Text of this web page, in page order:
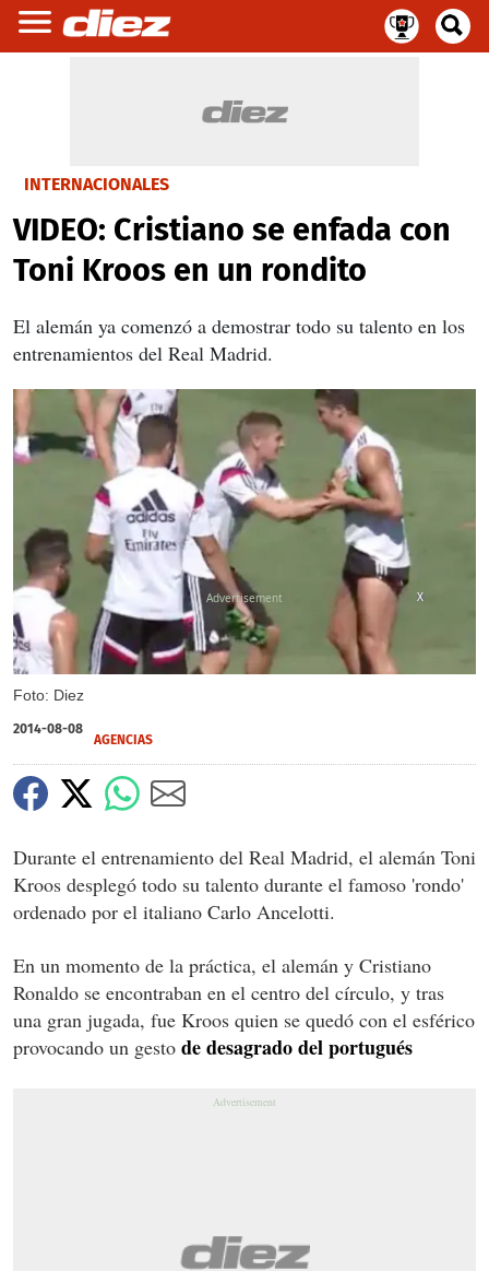
INTERNACIONALES
VIDEO: Cristiano se enfada con
Toni Kroos en un rondito
El alemán ya comenzó a demostrar todo su talento en los
entrenamientos del Real Madrid.
Foto: Diez
X
2014-08-08
AGENCIAS
Durante el entrenamiento del Real Madrid, el alemán Toni
Kroos desplegó todo su talento durante el famoso 'rondo'
ordenado por el italiano Carlo Ancelotti.
En un momento de la práctica, el alemán y Cristiano
Ronaldo se encontraban en el centro del círculo, y tras
una gran jugada, fue Kroos quien se quedó con el esférico
provocando un gesto de desagrado del portugués